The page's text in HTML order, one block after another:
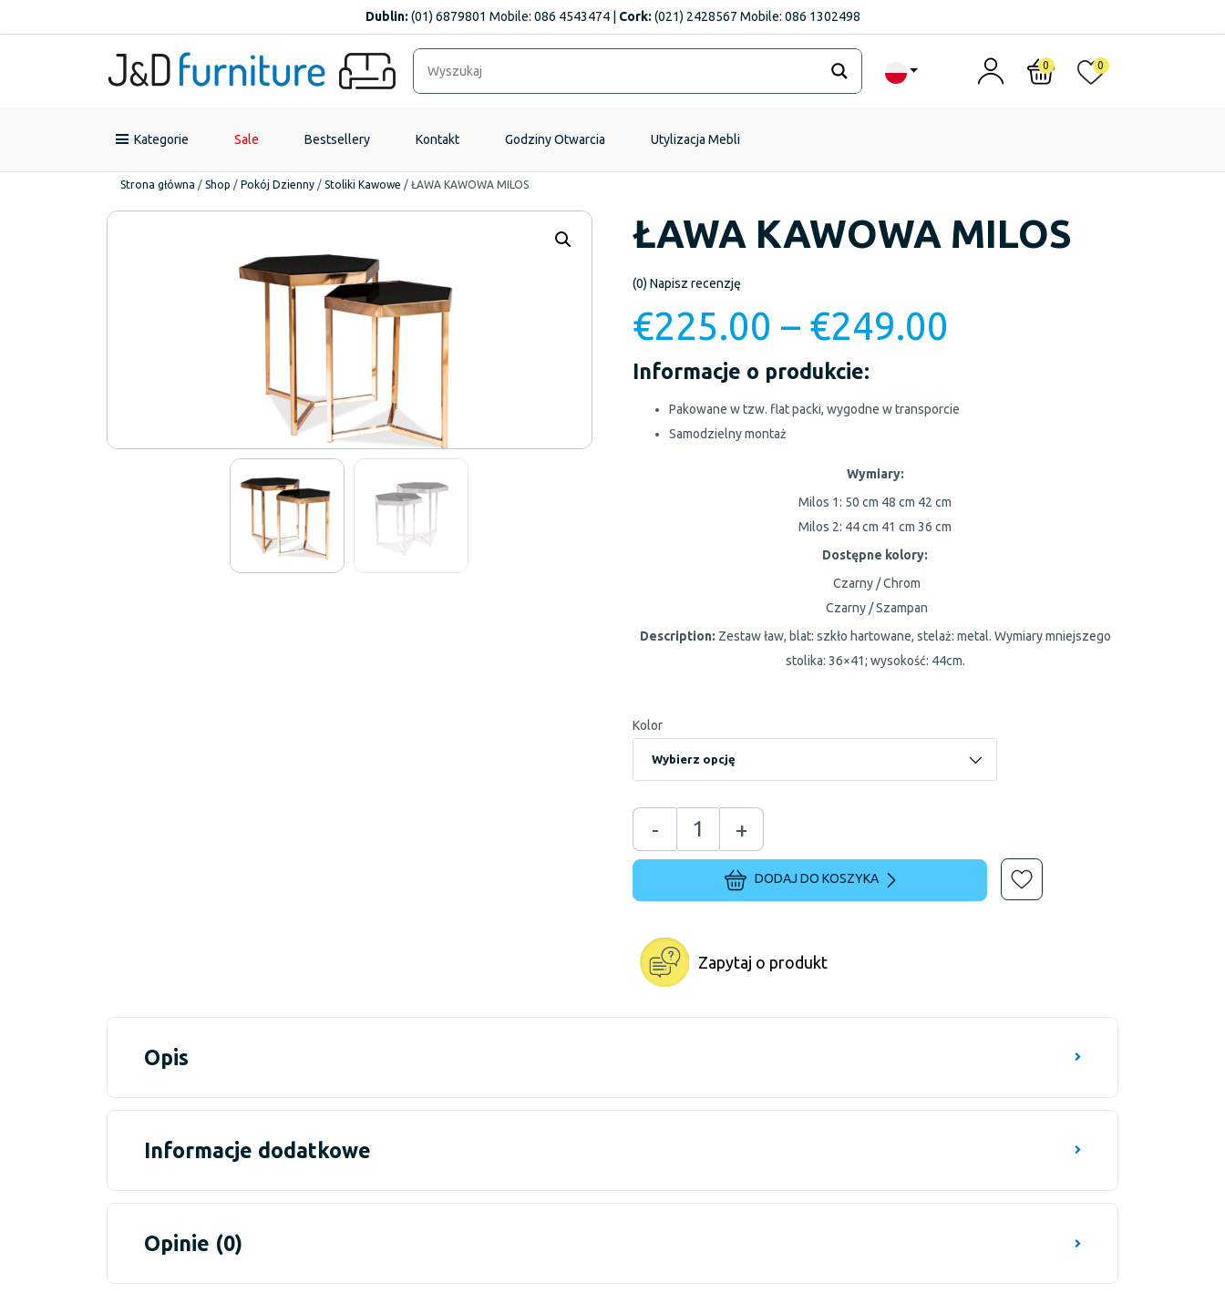
Dublin: (01) 6879801 Mobile: 086 4543474 | Cork: (021) 2428567 Mobile: 086 1302498
0 0
Kategorie Sale Bestsellery Kontakt Godziny Otwarcia Utylizacja Mebli
Strona główna / Shop / Pokój Dzienny / Stoliki Kawowe / ŁAWA KAWOWA MILOS
ŁAWA KAWOWA MILOS
(0)Napisz recenzję
€225.00 – €249.00
Informacje o produkcie:
Pakowane w tzw. flat packi, wygodne w transporcie
Samodzielny montaż
Wymiary:
Milos 1: 50 cm 48 cm 42 cm
Milos 2: 44 cm 41 cm36 cm
Dostępne kolory:
Czarny / Chrom
Czarny / Szampan
Description: Zestaw ław, blat: szkło hartowane, stelaż: metal. Wymiary mniejszego
stolika: 36×41; wysokość: 44cm.
Kolor
- +
DODAJ DO KOSZYKA
Zapytaj o produkt
Opis
Informacje dodatkowe
Opinie (0)